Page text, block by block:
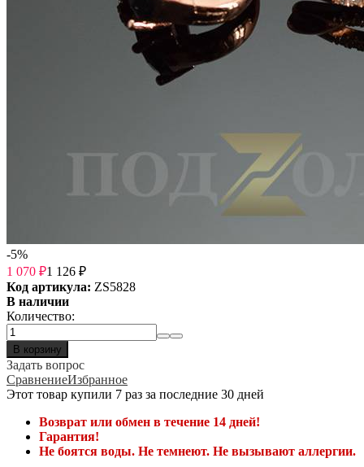
-5%
1 070 ₽1 126 ₽
Код артикула: ZS5828
В наличии
Количество:
В корзину
Задать вопрос
СравнениеИзбранное
Этот товар купили 7 раз за последние 30 дней
Возврат или обмен в течение 14 дней!
Гарантия!
Не боятся воды. Не темнеют. Не вызывают аллергии.